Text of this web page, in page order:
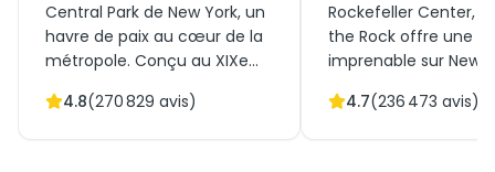
Central Park de New York, un
havre de paix au cœur de la
métropole. Conçu au XIXe
paysager combine histoire et
4.8(270 829 avis)
Rockefeller Center,
the Rock offre une
imprenable sur New
of the Rock permet
4.7(236 473 avis)